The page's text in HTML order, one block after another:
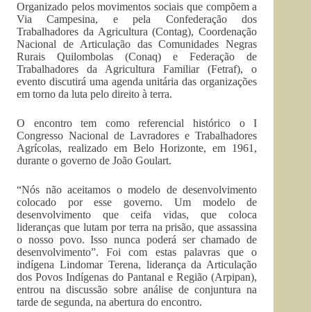
Organizado pelos movimentos sociais que compõem a
Via Campesina, e pela Confederação dos
Trabalhadores da Agricultura (Contag), Coordenação
Nacional de Articulação das Comunidades Negras
Rurais Quilombolas (Conaq) e Federação de
Trabalhadores da Agricultura Familiar (Fetraf), o
evento discutirá uma agenda unitária das organizações
em torno da luta pelo direito à terra.
O encontro tem como referencial histórico o I
Congresso Nacional de Lavradores e Trabalhadores
Agrícolas, realizado em Belo Horizonte, em 1961,
durante o governo de João Goulart.
“Nós não aceitamos o modelo de desenvolvimento
colocado por esse governo. Um modelo de
desenvolvimento que ceifa vidas, que coloca
lideranças que lutam por terra na prisão, que assassina
o nosso povo. Isso nunca poderá ser chamado de
desenvolvimento”. Foi com estas palavras que o
indígena Lindomar Terena, liderança da Articulação
dos Povos Indígenas do Pantanal e Região (Arpipan),
entrou na discussão sobre análise de conjuntura na
tarde de segunda, na abertura do encontro.